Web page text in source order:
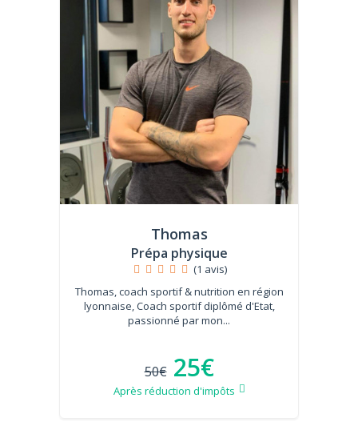
Thomas
Prépa physique
(1 avis)
Thomas, coach sportif & nutrition en région
lyonnaise, Coach sportif diplômé d'Etat,
passionné par mon...
50€ 25€
Après réduction d'impôts